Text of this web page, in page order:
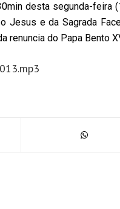
desta segunda-feira
Jesus e da Sagrada
renuncia do Papa Bento